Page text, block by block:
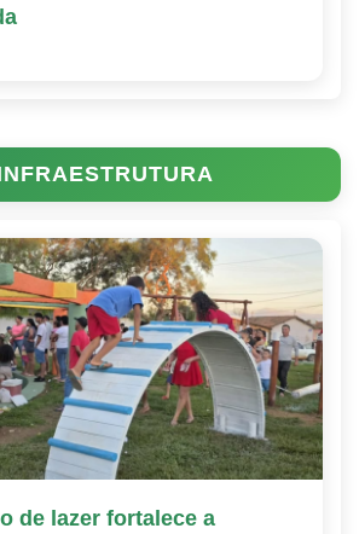
de lazer fortalece a